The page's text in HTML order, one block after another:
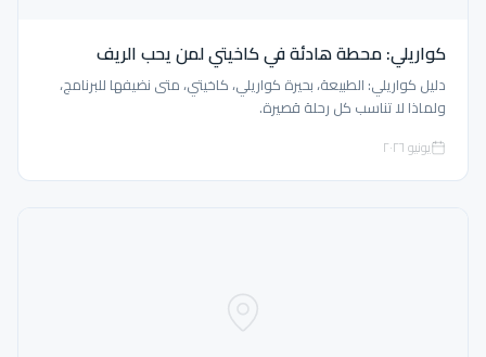
كواريلي: محطة هادئة في كاخيتي لمن يحب الريف
دليل كواريلي: الطبيعة، بحيرة كواريلي، كاخيتي، متى نضيفها للبرنامج،
ولماذا لا تناسب كل رحلة قصيرة.
يونيو ٢٠٢٦